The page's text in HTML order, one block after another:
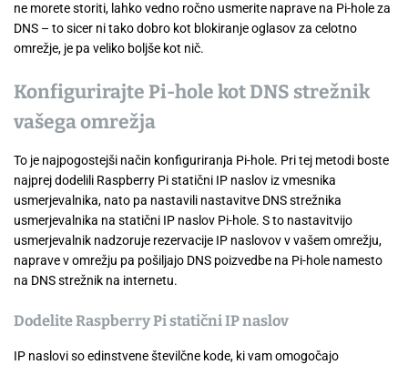
ne morete storiti, lahko vedno ročno usmerite naprave na Pi-hole za
DNS – to sicer ni tako dobro kot blokiranje oglasov za celotno
omrežje, je pa veliko boljše kot nič.
Konfigurirajte Pi-hole kot DNS strežnik
vašega omrežja
To je najpogostejši način konfiguriranja Pi-hole. Pri tej metodi boste
najprej dodelili Raspberry Pi statični IP naslov iz vmesnika
usmerjevalnika, nato pa nastavili nastavitve DNS strežnika
usmerjevalnika na statični IP naslov Pi-hole. S to nastavitvijo
usmerjevalnik nadzoruje rezervacije IP naslovov v vašem omrežju,
naprave v omrežju pa pošiljajo DNS poizvedbe na Pi-hole namesto
na DNS strežnik na internetu.
Dodelite Raspberry Pi statični IP naslov
IP naslovi so edinstvene številčne kode, ki vam omogočajo